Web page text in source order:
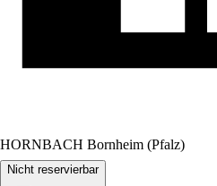
HORNBACH Bornheim (Pfalz)
Nicht reservierbar